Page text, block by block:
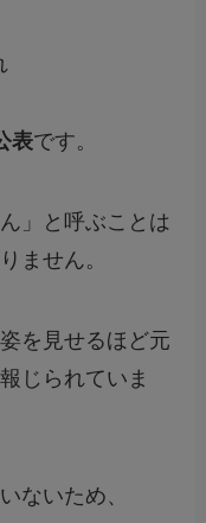
表です。
」と呼ぶことは
ません。
を見せるほど元
じられていま
ないため、